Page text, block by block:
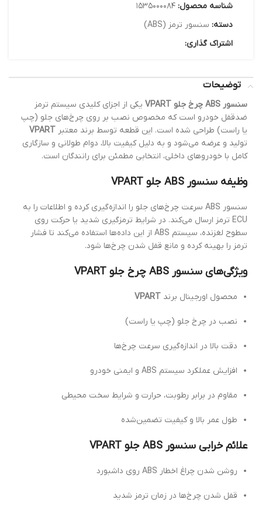
شناسه محصول: ۱۵۳۵۰۰۰۰۸۴
دسته: سنسور ترمز (ABS)
اشتراک گذاری:
توضیحات
سنسور ABS چرخ جلو VPART
یکی از اجزای کلیدی سیستم ترمز
ضدقفل خودرو است که مخصوص نصب بر روی چرخ‌های جلو (چپ
یا راست) طراحی شده است. این قطعه توسط برند معتبر VPART
تولید و عرضه می‌شود و به دلیل کیفیت بالا، دوام طولانی و سازگاری
کامل با خودروهای داخلی، انتخابی مطمئن برای رانندگان است.
وظیفه سنسور ABS جلو VPART
سنسور ABS سرعت چرخ‌های جلو را اندازه‌گیری کرده و اطلاعات را به
ECU ترمز ارسال می‌کند. در شرایط ترمزگیری شدید یا حرکت روی
سطوح لغزنده، سیستم ABS از این داده‌ها استفاده می‌کند تا فشار
ترمز را بهینه کرده و مانع قفل شدن چرخ‌ها شود.
ویژگی‌های سنسور ABS چرخ جلو VPART
محصول اورجینال برند VPART
نصب در چرخ جلو (چپ یا راست)
دقت بالا در اندازه‌گیری سرعت چرخ‌ها
افزایش عملکرد سیستم ABS و ایمنی خودرو
مقاوم در برابر رطوبت، حرارت و شرایط سخت محیطی
طول عمر بالا و کیفیت تضمین‌شده
علائم خرابی سنسور ABS جلو VPART
روشن شدن چراغ اخطار ABS روی داشبورد
قفل شدن چرخ‌ها در زمان ترمز شدید